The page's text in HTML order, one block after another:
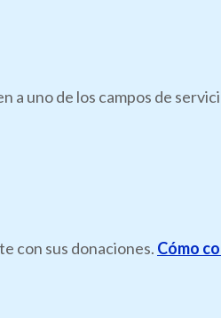
a uno de los campos de
con sus donaciones. Cómo